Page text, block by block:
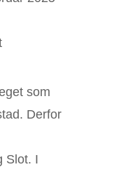
som
Derfor
Slot. I